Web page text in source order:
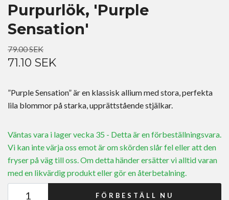
Purpurlök, 'Purple
Sensation'
79.00 SEK
71.10 SEK
”Purple Sensation” är en klassisk allium med stora, perfekta
lila blommor på starka, upprättstående stjälkar.
Väntas vara i lager vecka 35 - Detta är en förbeställningsvara.
Vi kan inte värja oss emot är om skörden slår fel eller att den
fryser på väg till oss. Om detta händer ersätter vi alltid varan
med en likvärdig produkt eller gör en återbetalning.
FÖRBESTÄLL NU